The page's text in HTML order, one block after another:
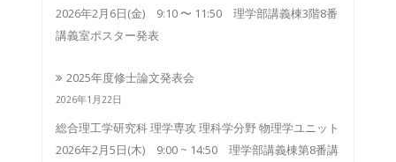
2026年2月6日(金) 9:10 〜 11:50 理学部講義棟3階8番
講義室ポスター発表
2025年度修士論文発表会
2026年1月22日
総合理工学研究科 理学専攻 理科学分野 物理学ユニット
2026年2月5日(木) 9:00 ~ 14:50 理学部講義棟第8番講